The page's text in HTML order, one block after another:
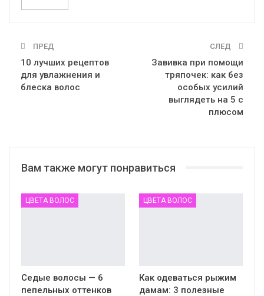
ПРЕД
10 лучших рецептов
для увлажнения и
блеска волос
СЛЕД
Завивка при помощи
тряпочек: как без
особых усилий
выглядеть на 5 с
плюсом
Вам также могут понравиться
ЦВЕТА ВОЛОС
Седые волосы — 6
пепельных оттенков
ЦВЕТА ВОЛОС
Как одеваться рыжим
дамам: 3 полезные